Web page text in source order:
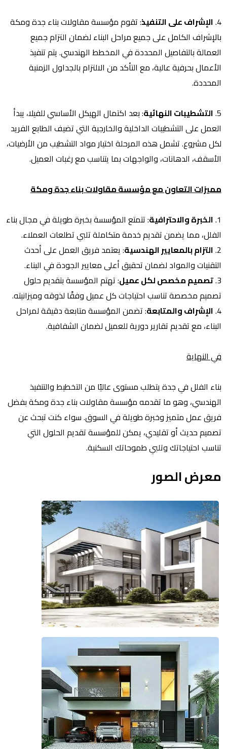
4. الإشراف على التنفيذ: تقوم مؤسسة مقاولات بناء جدة ومكة
بالإشراف الكامل على جميع مراحل البناء لضمان التزام جميع
العمالة بالتفاصيل المحددة في المخطط الهندسي. يتم تنفيذ
الأعمال بحرفية عالية، مع التأكد من الالتزام بالجداول الزمنية
المحددة.
5. التشطيبات النهائية: بعد اكتمال الهيكل الأساسي للفيلا، يبدأ
العمل على التشطيبات الداخلية والخارجية التي تضيف الطابع الفريد
لكل مشروع. تشمل هذه المرحلة اختيار مواد التشطيب من الأرضيات،
الأسقف، الدهانات، والواجهات بما يتناسب مع رغبات العميل.
مميزات التعاون مع مؤسسة مقاولات بناء جدة ومكة
1. الخبرة والاحترافية: تتمتع المؤسسة بخبرة طويلة في مجال بناء
الفلل، مما يضمن تقديم خدمة متكاملة تلبي تطلعات العملاء.
2. التزام بالمعايير الهندسية: يعتمد فريق العمل على أحدث
التقنيات والمواد لضمان تحقيق أعلى معايير الجودة في البناء.
3. تصميم مخصص لكل عميل: تهتم المؤسسة بتقديم حلول
تصميم مخصصة تناسب احتياجات كل عميل وفقًا لذوقه وميزانيته.
4. الإشراف والمتابعة: تضمن المؤسسة متابعة دقيقة لمراحل
البناء، مع تقديم تقارير دورية للعميل لضمان الشفافية.
في النهاية
بناء الفلل في جدة يتطلب مستوى عاليًا من التخطيط والتنفيذ
الهندسي، وهو ما تقدمه مؤسسة مقاولات بناء جدة ومكة بفضل
فريق عمل متميز وخبرة طويلة في السوق. سواء كنت تبحث عن
تصميم حديث أو تقليدي، يمكن للمؤسسة تقديم الحلول التي
تناسب احتياجاتك وتلبي طموحاتك السكنية.
معرض الصور